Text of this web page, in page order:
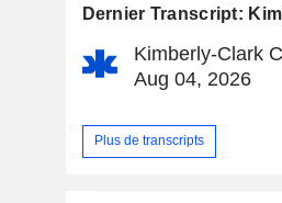
Dernier Transcript:
Kimberly-Clark
Aug 04, 2026
Plus de transcripts